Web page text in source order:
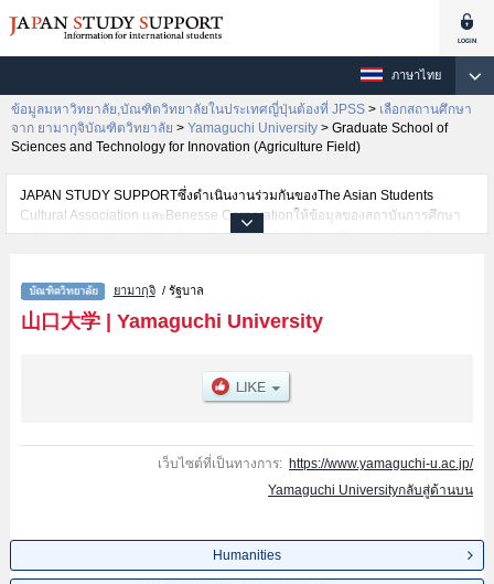
ภาษาไทย
ข้อมูลมหาวิทยาลัย,บัณฑิตวิทยาลัยในประเทศญี่ปุ่นต้องที่ JPSS > เลือกสถานศึกษา
จาก ยามากุจิบัณฑิตวิทยาลัย > Yamaguchi University > Graduate School of
Sciences and Technology for Innovation (Agriculture Field)
JAPAN STUDY SUPPORTซึ่งดำเนินงานร่วมกันของThe Asian Students
Cultural Association และBenesse Corporationให้ข้อมูลของสถาบันการศึกษา
ระดับมหาวิทยาลัย・บัณฑิตวิทยาลัย・วิทยาลัยระดับอนุปริญญา・วิทยาลัย
ต่างชาติเช่นHumanitiesหรือGraduate School of Humanities and Economic
SciencesหรือGraduate School of Sciences and Technology for Innovation
(Science Field)หรือMedicineหรือGraduate School of Sciences and
Veterinary MedicineหรือEast Asian StudiesหรือInnovation and Technology
ManagementหรือGraduate School of Sciences and Technology for
เป็นต้น,แนะนำสถานที่,การเดินทางเป็นต้นไว้ด้วยดังนั้นขอเชิญใช้บริการค้นหา
ยามากุจิ/ รัฐบาล
山口大学| Yamaguchi University
เว็บไซต์ที่เป็นทางการ: https://www.yamaguchi-u.ac.jp/
Yamaguchi Universityกลับสู่ด้านบน
Humanities